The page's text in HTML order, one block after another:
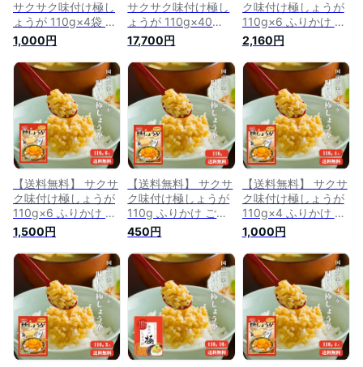
サクサク味付け極し
ょうが 110g×4袋 ふ
りかけ ご飯のお供
酢しょうが おかず生
姜 万能調味料 生姜
しょうが ショウガ
国産
1,000円
サクサク味付け極し
ょうが 110g×40
【まとめ買い】 ふり
かけ ご飯のお供 酢
しょうが おかず生姜
万能調味料 生姜 し
ょうが ショウガ 国
産
17,700円
ク味付け極しょうが
110g×6 ふりかけ ご
飯のお供 酢しょうが
おかず生姜 万能調味
料 生姜 しょうが シ
ョウガ 国産
2,160円
【送料無料】 サクサ
ク味付け極しょうが
110g×6 ふりかけ ご
飯のお供 酢しょうが
おかず生姜 万能調味
料 生姜 しょうが シ
ョウガ 国産
1,500円
【送料無料】 サクサ
ク味付け極しょうが
110g ふりかけ ご飯
のお供 酢しょうが
おかず生姜 万能調味
料 生姜 しょうが シ
ョウガ 国産
450円
【送料無料】 サクサ
ク味付け極しょうが
110g×4 ふりかけ ご
飯のお供 酢しょうが
おかず生姜 万能調味
料 生姜 しょうが シ
ョウガ 国産
1,000円